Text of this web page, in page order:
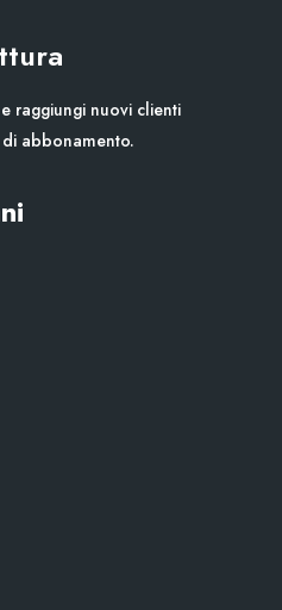
raggiungi nuovi clienti
abbonamento.